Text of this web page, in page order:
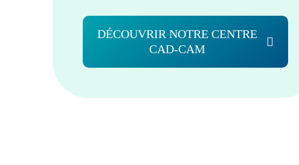
DÉCOUVRIR NOTRE CENTRE
CAD-CAM